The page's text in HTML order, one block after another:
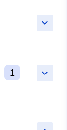
keyboard_arrow_down
keyboard_arrow_down
1